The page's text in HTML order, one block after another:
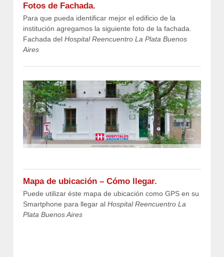
Fotos de Fachada.
Para que pueda identificar mejor el edificio de la
institución agregamos la siguiente foto de la fachada.
Fachada del Hospital Reencuentro La Plata Buenos
Aires
Mapa de ubicación – Cómo llegar.
Puede utilizar éste mapa de ubicación como GPS en su
Smartphone para llegar al Hospital Reencuentro La
Plata Buenos Aires